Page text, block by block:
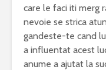
care le faci iti merg
nevoie se strica
gandeste-te cand
a influentat acest
anume a ajutat la